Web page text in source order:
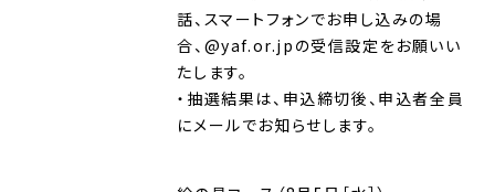
話、スマートフォンでお申し込みの場
合、@yaf.or.jpの受信設定をお願いい
たします。
・抽選結果は、申込締切後、申込者全員
にメールでお知らせします。